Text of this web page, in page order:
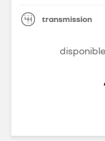
transmission